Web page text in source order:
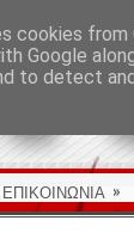
ΕΠΙΚΟΙΝΩΝΙΑ »
cookies
Google
to detect